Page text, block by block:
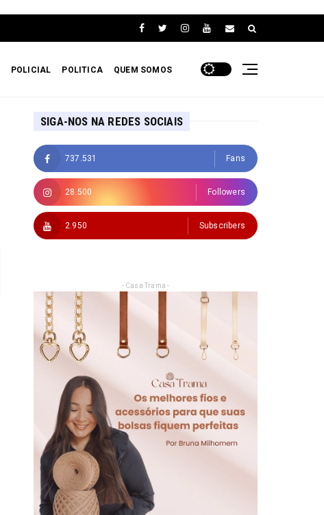
POLICIAL POLITICA QUEM SOMOS
SIGA-NOS NA REDES SOCIAIS
737.531 Fans
28.500 Followers
2.950 Subscribers
- Casa Trama -